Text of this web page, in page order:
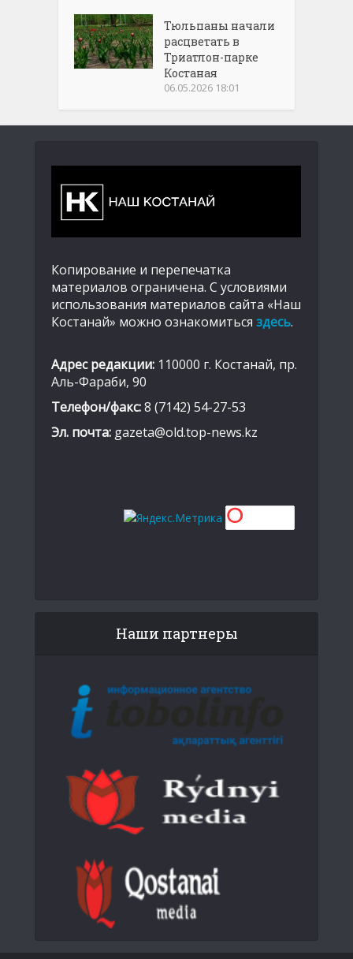
Тюльпаны начали
расцветать в
Триатлон-парке
Костаная
06.05.2026 18:01
Копирование и перепечатка
материалов ограничена. С условиями
использования материалов сайта «Наш
Костанай» можно ознакомиться здесь.
Адрес редакции: 110000 г. Костанай, пр.
Аль-Фараби, 90
Телефон/факс:8 (7142) 54-27-53
Эл. почта: gazeta@old.top-news.kz
Наши партнеры